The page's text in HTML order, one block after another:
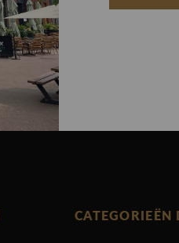
CATEGORIEËN